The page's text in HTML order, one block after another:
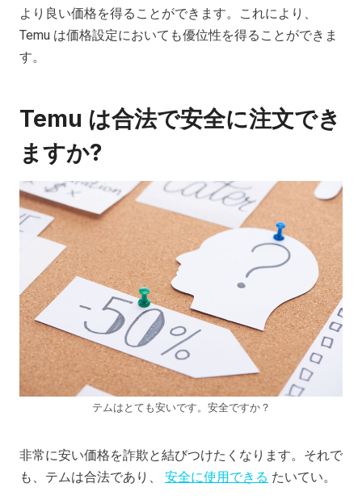
より良い価格を得ることができます。これにより、
Temu は価格設定においても優位性を得ることができま
す。
Temu は合法で安全に注文でき
ますか?
テムはとても安いです。安全ですか？
非常に安い価格を詐欺と結びつけたくなります。それで
も、テムは合法であり、 安全に使用できる たいてい。